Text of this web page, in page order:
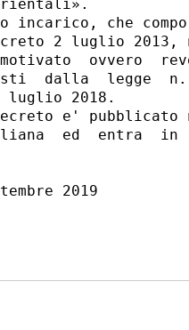
incarico, che
2 luglio 2013,
motivato  ovvero
dalla  legge  n.
luglio 2018.
e' pubblicato
ed  entra
2019